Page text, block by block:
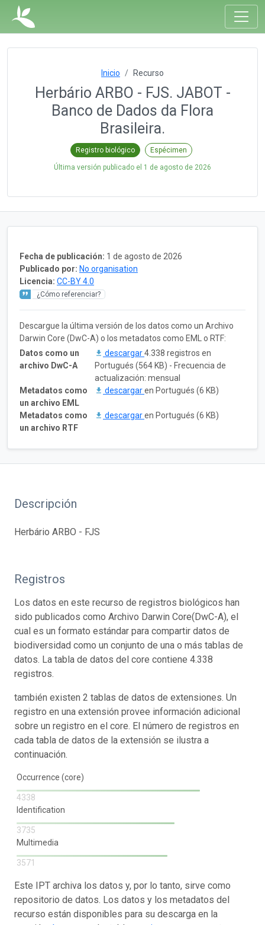
Inicio Recurso
Herbário ARBO - FJS. JABOT -
Banco de Dados da Flora
Brasileira.
Registro biológico Espécimen
Última versión publicado el 1 de agosto de 2026
Fecha de publicación: 1 de agosto de 2026
Publicado por: No organisation
Licencia: CC-BY 4.0
¿Cómo referenciar?
Descargue la última versión de los datos como un Archivo
Darwin Core (DwC-A) o los metadatos como EML o RTF:
Datos como un
archivo DwC-A
descargar4.338 registros en
Portugués (564 KB) - Frecuencia de
actualización: mensual
Metadatos como
un archivo EML
descargaren Portugués (6 KB)
Metadatos como
un archivo RTF
descargaren Portugués (6 KB)
Descripción
Herbário ARBO - FJS
Registros
Los datos en este recurso de registros biológicos han
sido publicados como Archivo Darwin Core(DwC-A), el
cual es un formato estándar para compartir datos de
biodiversidad como un conjunto de una o más tablas de
datos. La tabla de datos del core contiene 4.338
registros.
también existen 2 tablas de datos de extensiones. Un
registro en una extensión provee información adicional
sobre un registro en el core. El número de registros en
cada tabla de datos de la extensión se ilustra a
continuación.
Occurrence (core)
4338
Identification
3735
Multimedia
3571
Este IPT archiva los datos y, por lo tanto, sirve como
repositorio de datos. Los datos y los metadatos del
recurso están disponibles para su descarga en la